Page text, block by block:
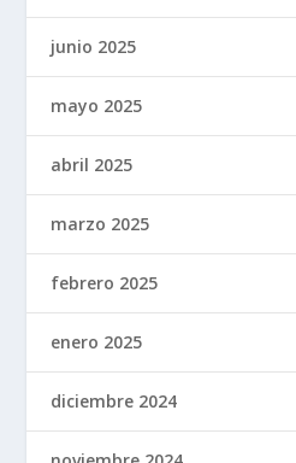
junio 2025
mayo 2025
abril 2025
marzo 2025
febrero 2025
enero 2025
diciembre 2024